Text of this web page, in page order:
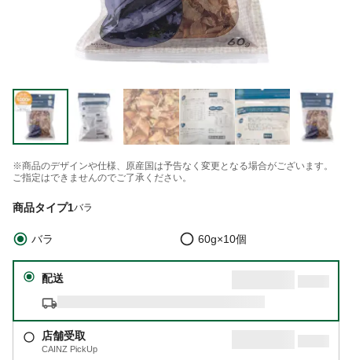
※商品のデザインや仕様、原産国は予告なく変更となる場合がございます。
ご指定はできませんのでご了承ください。
商品タイプ1バラ
バラ 60g×10個
配送
店舗受取
CAINZ PickUp